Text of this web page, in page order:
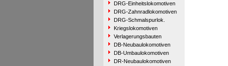
DRG-Einheitslokomotiven
DRG-Zahnradlokomotiven
DRG-Schmalspurlok.
Kriegslokomotiven
Verlagerungsbauten
DB-Neubaulokomotiven
DB-Umbaulokomotiven
DR-Neubaulokomotiven